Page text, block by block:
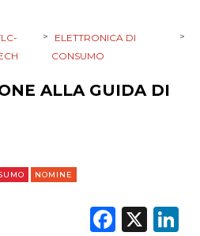
>
ELETTRONICA DI
CONSUMO
>
ALLA GUIDA DI
NOMINE
X